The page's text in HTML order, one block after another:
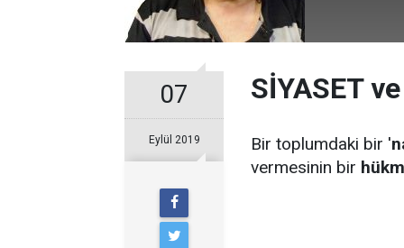
07
Eylül 2019
SİYASET
Bir toplumdaki bir '
vermesinin bir